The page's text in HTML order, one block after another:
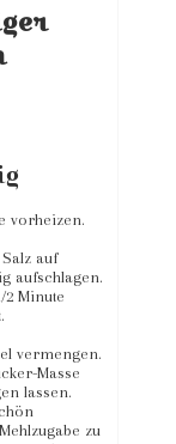
vorheizen.
auf
aufschlagen.
2 Minute
vermengen.
Masse
lassen.
zu